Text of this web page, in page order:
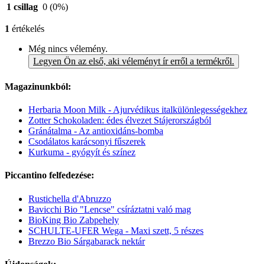
1 csillag 0 (0%)
1 értékelés
Még nincs vélemény.
Legyen Ön az első, aki véleményt ír erről a termékről.
Magazinunkból:
Herbaria Moon Milk - Ajurvédikus italkülönlegességekhez
Zotter Schokoladen: édes élvezet Stájerországból
Gránátalma - Az antioxidáns-bomba
Csodálatos karácsonyi fűszerek
Kurkuma - gyógyít és színez
Piccantino felfedezése:
Rustichella d'Abruzzo
Bavicchi Bio "Lencse" csíráztatni való mag
BioKing Bio Zabpehely
SCHULTE-UFER Wega - Maxi szett, 5 részes
Brezzo Bio Sárgabarack nektár